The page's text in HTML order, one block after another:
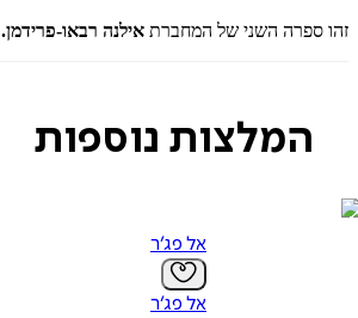
זהו ספרה השני של המחברת אילנה רבאו-פרידמן.
המלצות נוספות
אל פג׳ר
אל פג׳ר